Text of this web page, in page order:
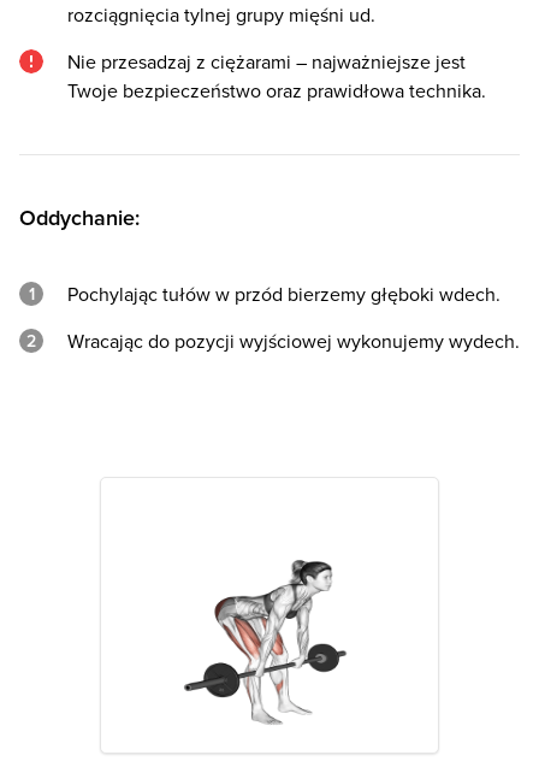
rozciągnięcia tylnej grupy mięśni ud.
Nie przesadzaj z ciężarami – najważniejsze jest
Twoje bezpieczeństwo oraz prawidłowa technika.
Oddychanie:
Pochylając tułów w przód bierzemy głęboki wdech.
Wracając do pozycji wyjściowej wykonujemy wydech.